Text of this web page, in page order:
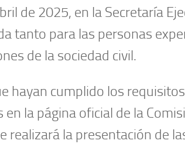
de 2025, en la Secretaría
tanto para las personas
de la sociedad civil.
hayan cumplido los
la página oficial de la
realizará la presentación de